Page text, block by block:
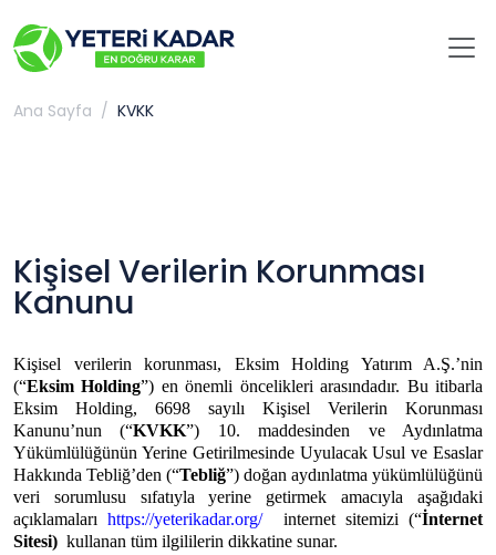
Ana Sayfa KVKK
Kişisel Verilerin Korunması
Kanunu
Kişisel verilerin korunması, Eksim Holding Yatırım A.Ş.’nin
(“Eksim Holding”) en önemli öncelikleri arasındadır. Bu itibarla
Eksim Holding, 6698 sayılı Kişisel Verilerin Korunması
Kanunu’nun (“KVKK”) 10. maddesinden ve Aydınlatma
Yükümlülüğünün Yerine Getirilmesinde Uyulacak Usul ve Esaslar
Hakkında Tebliğ’den (“Tebliğ”) doğan aydınlatma yükümlülüğünü
veri sorumlusu sıfatıyla yerine getirmek amacıyla aşağıdaki
açıklamalarıhttps://yeterikadar.org/internet sitemizi (“İnternet
Sitesi) kullanan tüm ilgililerin dikkatine sunar.